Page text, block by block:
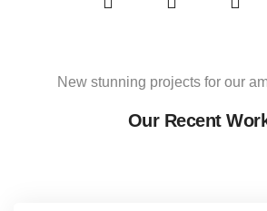
New stunning projects for our
Our Recent